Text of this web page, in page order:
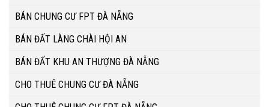
BÁN CHUNG CƯ FPT ĐÀ NẴNG
BÁN ĐẤT LÀNG CHÀI HỘI AN
BÁN ĐẤT KHU AN THƯỢNG ĐÀ NẴNG
CHO THUÊ CHUNG CƯ ĐÀ NẴNG